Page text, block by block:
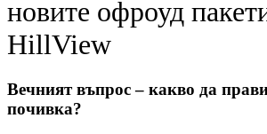
новите офроуд
HillView
Вечният въпрос – какво да
почивка?